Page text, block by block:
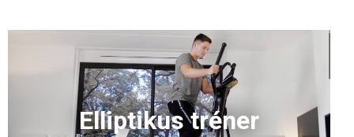
Elliptikus tréner